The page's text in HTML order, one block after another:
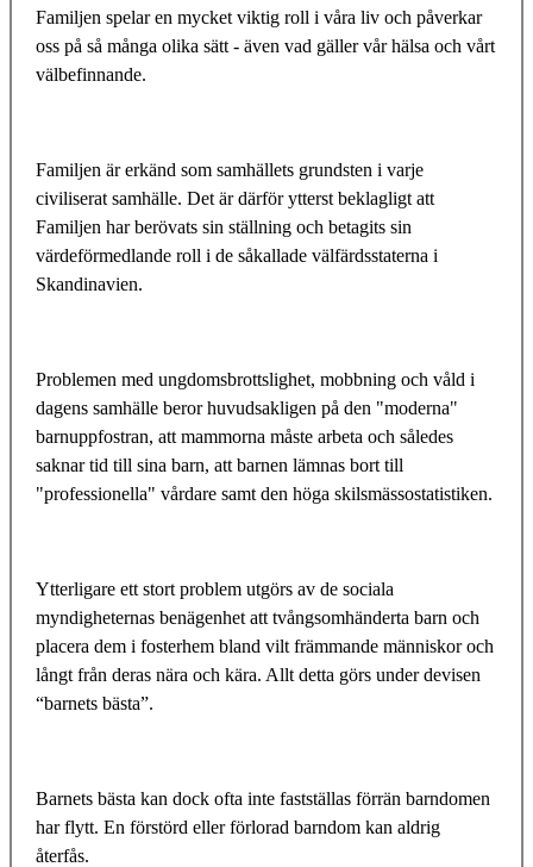
Familjen spelar en mycket viktig roll i våra liv och påverkar
oss på så många olika sätt - även vad gäller vår hälsa och vårt
välbefinnande.
Familjen är erkänd som samhällets grundsten i varje
civiliserat samhälle. Det är därför ytterst beklagligt att
Familjen har berövats sin ställning och betagits sin
värdeförmedlande roll i de såkallade välfärdsstaterna i
Skandinavien.
Problemen med ungdomsbrottslighet, mobbning och våld i
dagens samhälle beror huvudsakligen på den "moderna"
barnuppfostran, att mammorna måste arbeta och således
saknar tid till sina barn, att barnen lämnas bort till
"professionella" vårdare samt den höga skilsmässostatistiken.
Ytterligare ett stort problem utgörs av de sociala
myndigheternas benägenhet att tvångsomhänderta barn och
placera dem i fosterhem bland vilt främmande människor och
långt från deras nära och kära. Allt detta görs under devisen
“barnets bästa”.
Barnets bästa kan dock ofta inte fastställas förrän barndomen
har flytt. En förstörd eller förlorad barndom kan aldrig
återfås.